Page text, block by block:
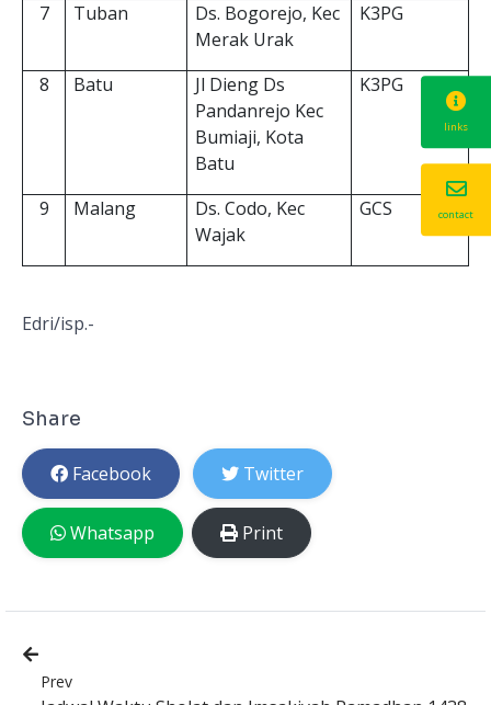
7 Tuban
Ds. Bogorejo, Kec
Merak Urak
K3PG
8 Batu
Jl Dieng Ds
Pandanrejo Kec
Bumiaji, Kota
Batu
K3PG
9 Malang
Ds. Codo, Kec
Wajak
GCS
Edri/isp.-
Share
Facebook Twitter
Whatsapp Print
Prev
links
contact